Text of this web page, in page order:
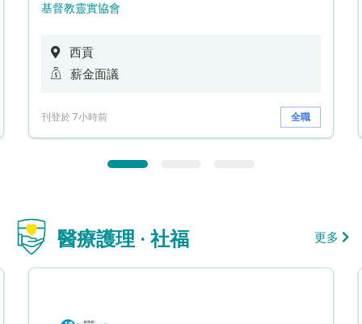
基督教靈實協會
西貢
薪金面議
刊登於 7小時前 全職
醫療護理 · 社福 更多